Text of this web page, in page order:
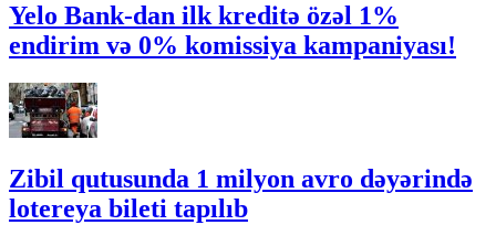
Yelo Bank-dan ilk kreditə özəl 1%
endirim və 0% komissiya kampaniyası!
Zibil qutusunda 1 milyon avro dəyərində
lotereya bileti tapılıb